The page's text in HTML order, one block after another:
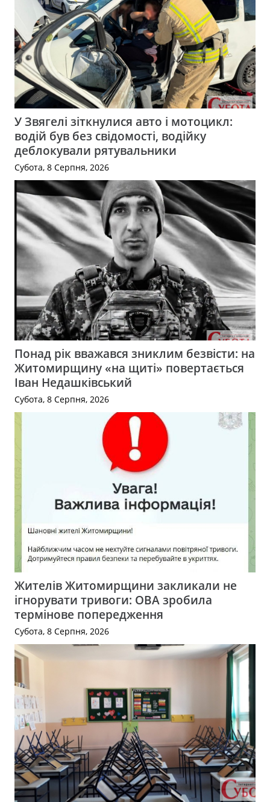
У Звягелі зіткнулися авто і мотоцикл:
водій був без свідомості, водійку
деблокували рятувальники
Субота, 8 Серпня, 2026
Понад рік вважався зниклим безвісти: на
Житомирщину «на щиті» повертається
Іван Недашківський
Субота, 8 Серпня, 2026
Жителів Житомирщини закликали не
ігнорувати тривоги: ОВА зробила
термінове попередження
Субота, 8 Серпня, 2026